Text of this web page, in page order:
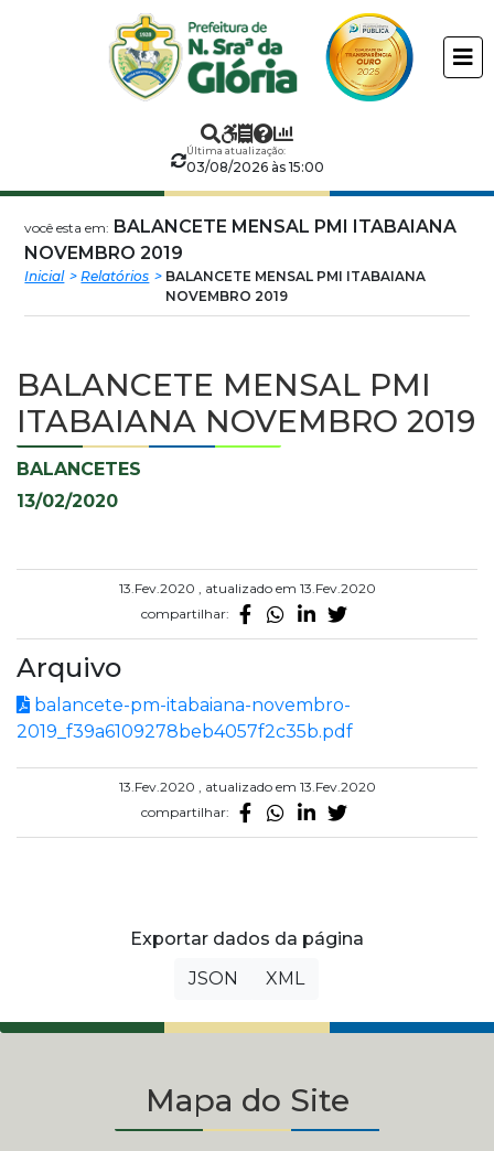
Prefeitura
Municipal
Nossa
Senhora
da
Última atualização:
03/08/2026 às 15:00
você esta em: BALANCETE MENSAL PMI ITABAIANA
NOVEMBRO 2019
Inicial Relatórios
BALANCETE MENSAL PMI ITABAIANA
NOVEMBRO 2019
BALANCETE MENSAL PMI
ITABAIANA NOVEMBRO 2019
BALANCETES
13/02/2020
13.Fev.2020 , atualizado em 13.Fev.2020
compartilhar:
Arquivo
balancete-pm-itabaiana-novembro-
2019_f39a6109278beb4057f2c35b.pdf
13.Fev.2020 , atualizado em 13.Fev.2020
compartilhar:
Exportar dados da página
JSON
XML
Mapa do Site